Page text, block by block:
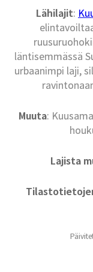
Lähilajit:
läntisemmässä
urbaanimpi laji,
Muuta:
Lajista